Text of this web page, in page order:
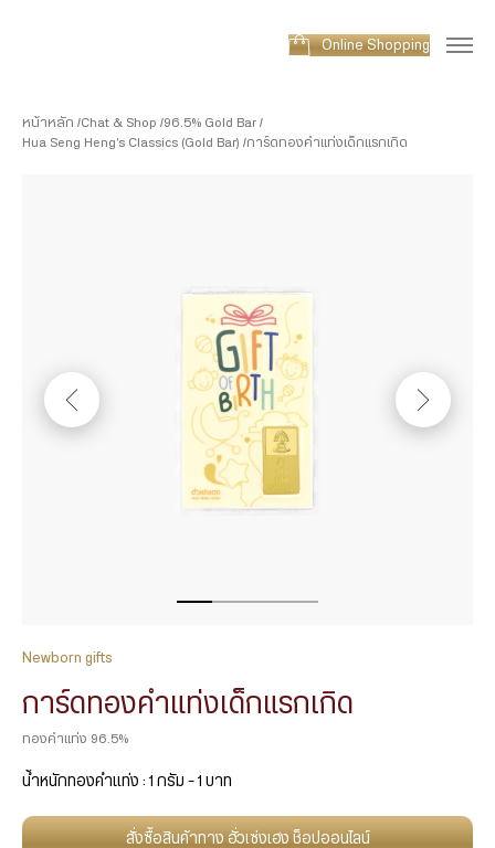
Online Shopping
หน้าหลัก Chat & Shop
96.5% Gold Bar
Hua Seng Heng’s Classics (Gold Bar)
การ์ดทองคำแท่งเด็กแรกเกิด
Newborn gifts
การ์ดทองคำแท่งเด็กแรกเกิด
ทองคำแท่ง 96.5%
น้ำหนักทองคำแท่ง : 1 กรัม – 1 บาท
สั่งซื้อสินค้าทาง ฮั่วเซ่งเฮง ช็อปออนไลน์